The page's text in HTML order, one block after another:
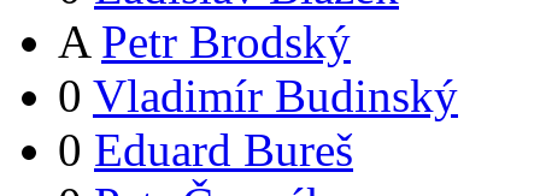
A Petr Brodský
0 Vladimír Budinský
0 Eduard Bureš